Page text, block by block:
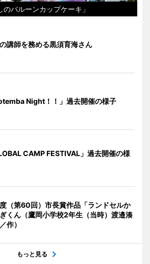
のバルーンカップケーキ」
講師を務める黒須育海さん
Night！！」過去開催の様子
CAMP FESTIVAL」過去開催の様
（第60回）市長賞作品「ランドセルか
くん（鷹岡小学校2年生（当時）渡邉湊
作）
もっと見る